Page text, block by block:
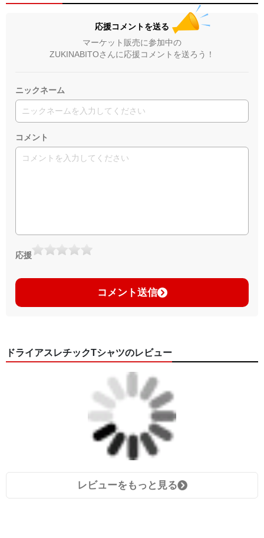
応援コメントを送る
マーケット販売に参加中の
ZUKINABITOさんに応援コメントを送ろう！
ニックネーム
コメント
応援
コメント送信
ドライアスレチックTシャツのレビュー
レビューをもっと見る